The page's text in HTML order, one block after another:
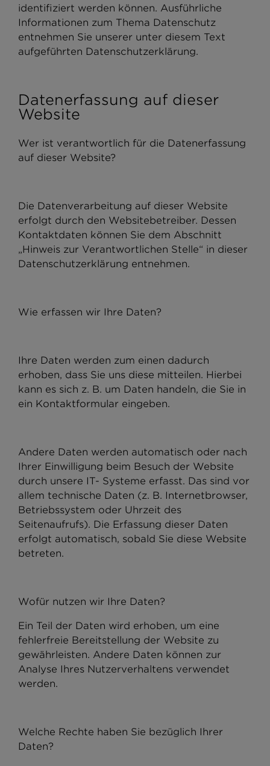
identifiziert werden können. Ausführliche
Informationen zum Thema Datenschutz
entnehmen Sie unserer unter diesem Text
aufgeführten Datenschutzerklärung.
Datenerfassung auf dieser
Website
Wer ist verantwortlich für die Datenerfassung
auf dieser Website?
Die Datenverarbeitung auf dieser Website
erfolgt durch den Websitebetreiber. Dessen
Kontaktdaten können Sie dem Abschnitt
„Hinweis zur Verantwortlichen Stelle“ in dieser
Datenschutzerklärung entnehmen.
Wie erfassen wir Ihre Daten?
Ihre Daten werden zum einen dadurch
erhoben, dass Sie uns diese mitteilen. Hierbei
kann es sich z. B. um Daten handeln, die Sie in
ein Kontaktformular eingeben.
Andere Daten werden automatisch oder nach
Ihrer Einwilligung beim Besuch der Website
durch unsere IT- Systeme erfasst. Das sind vor
allem technische Daten (z. B. Internetbrowser,
Betriebssystem oder Uhrzeit des
Seitenaufrufs). Die Erfassung dieser Daten
erfolgt automatisch, sobald Sie diese Website
betreten.
Wofür nutzen wir Ihre Daten?
Ein Teil der Daten wird erhoben, um eine
fehlerfreie Bereitstellung der Website zu
gewährleisten. Andere Daten können zur
Analyse Ihres Nutzerverhaltens verwendet
werden.
Welche Rechte haben Sie bezüglich Ihrer
Daten?